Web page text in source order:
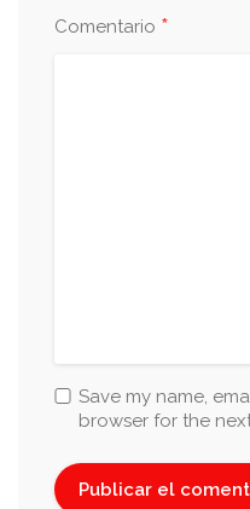
Comentario *
Save my name,
browser for the